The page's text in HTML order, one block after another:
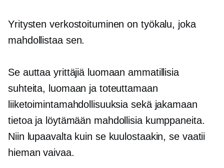
Yritysten verkostoituminen on työkalu, joka
mahdollistaa sen.
Se auttaa yrittäjiä luomaan ammatillisia
suhteita, luomaan ja toteuttamaan
liiketoimintamahdollisuuksia sekä jakamaan
tietoa ja löytämään mahdollisia kumppaneita.
Niin lupaavalta kuin se kuulostaakin, se vaatii
hieman vaivaa.